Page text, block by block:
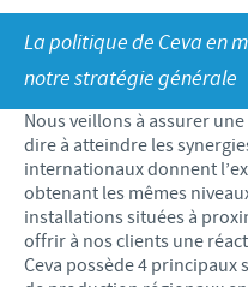
Recherche et
Nos valeurs
Notre mission
Notre histoire
LE PROGRAMME
GROUPE CEVA
Animaux de
ACTUS
Nos vidéos
Importance de la
Contributions
Programmes de
Partenariats
Partenariats
OFFRES
Offre d’emploi
Nos principaux
Processus de
Votre
BLUE LINKS
Privilèges Blue links
S'inscrire
CONTACT
La politique de Ceva en
notre stratégie générale
Nous veillons à assurer
dire à atteindre les
internationaux donnent
obtenant les mêmes
installations situées à
offrir à nos clients une
Ceva possède 4 principaux